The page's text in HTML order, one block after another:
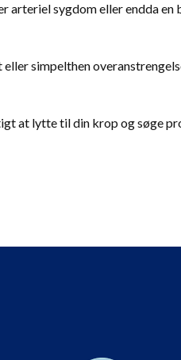
arteriel sygdom eller endda en
simpelthen
at lytte til din krop og søge